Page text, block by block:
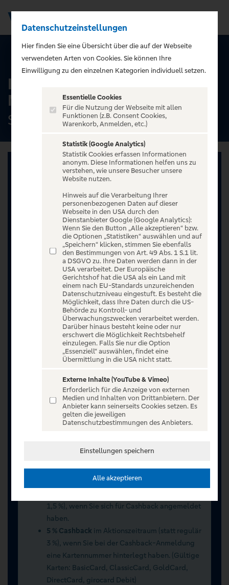
ALLE TERMINE
Ingo Appelt - MÄNNER
NERVEN STARK
Stadttheater Elmshorn, Elmshorn
Jetzt anmelden oder registrieren
Unser Ticketangebot ist exklusiv Kunden der
Volksbanken Raiffeisenbanken vorbehalten.
1,5 %), wenn Sie sich für Cashback angemeldet
haben.
5 % Cashback im Aktionszeitraum (statt regulär
3 %), wenn Sie bei der Cashback-Anmeldung
eine Kartennummer hinterlegt haben. (Gültige
Karten: BasicCard, ClassicCard, GoldCard,
DirectCard, girocard Debit)
Datenschutzeinstellungen
Hier finden Sie eine Übersicht über die auf der Webseite
verwendeten Arten von Cookies. Sie können Ihre
Einwilligung zu den einzelnen Kategorien individuell setzen.
Essentielle Cookies
Für die Nutzung der Webseite mit allen
Funktionen (z.B. Consent Cookies,
Warenkorb, Anmelden, etc.)
Statistik (Google Analytics)
Statistik Cookies erfassen Informationen
anonym. Diese Informationen helfen uns zu
verstehen, wie unsere Besucher unsere
Website nutzen.
Hinweis auf die Verarbeitung Ihrer
personenbezogenen Daten auf dieser
Webseite in den USA durch den
Dienstanbieter Google (Google Analytics):
Wenn Sie den Button „Alle akzeptieren“ bzw.
die Optionen „Statistiken“ auswählen und auf
„Speichern“ klicken, stimmen Sie ebenfalls
den Bestimmungen von Art. 49 Abs. 1 S.1 lit.
a DSGVO zu. Ihre Daten werden dann in der
USA verarbeitet. Der Europäische
Gerichtshof hat die USA als ein Land mit
einem nach EU-Standards unzureichenden
Datenschutzniveau eingestuft. Es besteht die
Möglichkeit, dass Ihre Daten durch die US-
Behörde zu Kontroll- und
Überwachungszwecken verarbeitet werden.
Darüber hinaus besteht keine oder nur
erschwert die Möglichkeit Rechtsbehelf
einzulegen. Falls Sie nur die Option
„Essenziell“ auswählen, findet eine
Übermittlung in die USA nicht statt.
Externe Inhalte (YouTube & Vimeo)
Erforderlich für die Anzeige von externen
Medien und Inhalten von Drittanbietern. Der
Anbieter kann seinerseits Cookies setzen. Es
gelten die jeweiligen
Datenschutzbestimmungen des Anbieters.
Einstellungen speichern
Alle akzeptieren